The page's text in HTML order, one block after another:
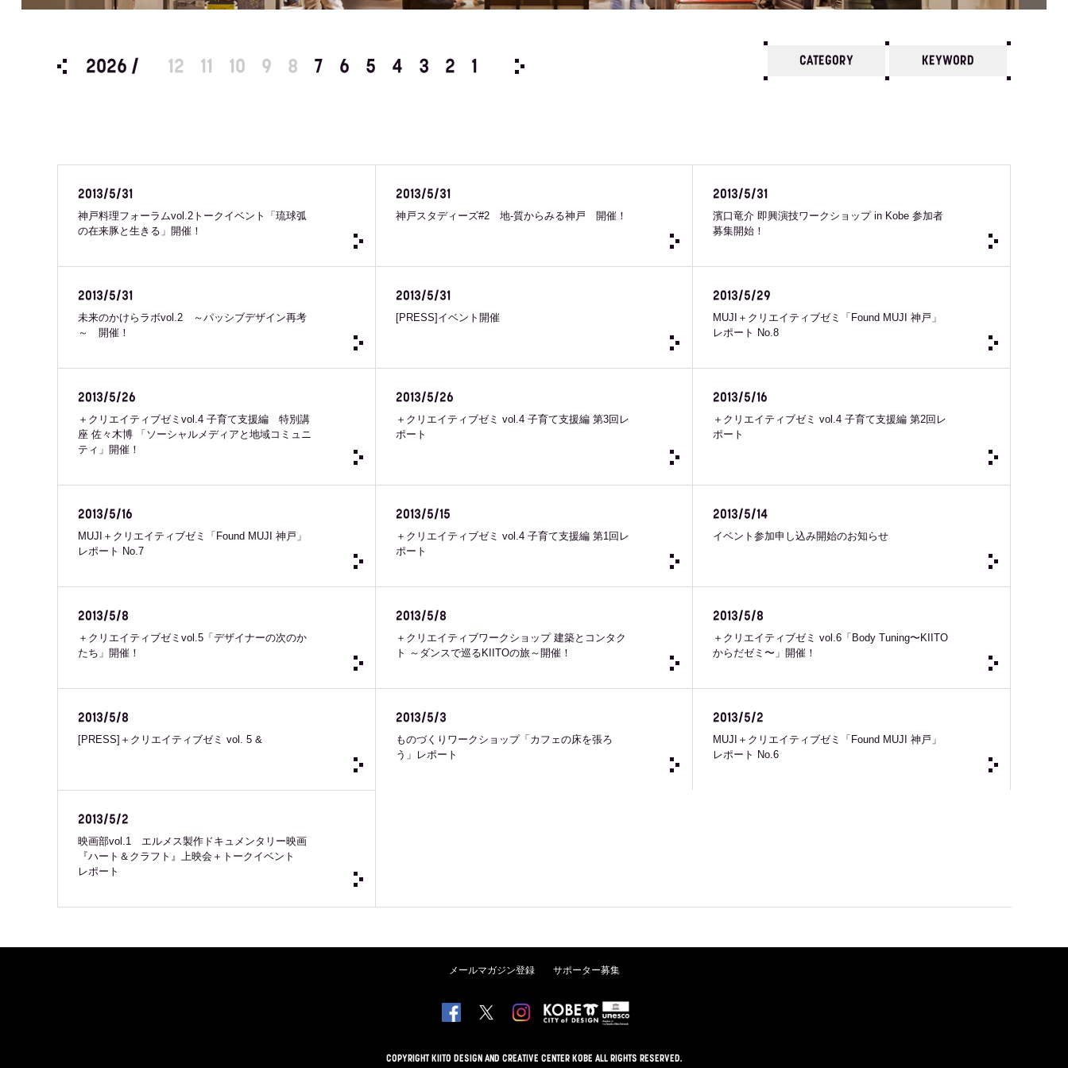
2026 / 12 11 10 9 8 7 6 5 4 3 2 1 2025 / 4 3 2 2024 /
CATEGORY KEYWORD
2013/5/31
神戸料理フォーラムvol.2トークイベント「琉球弧
の在来豚と生きる」開催！
2013/5/31
神戸スタディーズ#2 地-質からみる神戸 開催！
2013/5/31
濱口竜介 即興演技ワークショップ in Kobe 参加者
募集開始！
2013/5/31
未来のかけらラボvol.2 ～パッシブデザイン再考
～ 開催！
2013/5/31
[PRESS]イベント開催
2013/5/29
MUJI＋クリエイティブゼミ「Found MUJI 神戸」
レポート No.8
2013/5/26
＋クリエイティブゼミvol.4 子育て支援編 特別講
座 佐々木博 「ソーシャルメディアと地域コミュニ
ティ」開催！
2013/5/26
＋クリエイティブゼミ vol.4 子育て支援編 第3回レ
ポート
2013/5/16
＋クリエイティブゼミ vol.4 子育て支援編 第2回レ
ポート
2013/5/16
MUJI＋クリエイティブゼミ「Found MUJI 神戸」
レポート No.7
2013/5/15
＋クリエイティブゼミ vol.4 子育て支援編 第1回レ
ポート
2013/5/14
イベント参加申し込み開始のお知らせ
2013/5/8
＋クリエイティブゼミvol.5「デザイナーの次のか
たち」開催！
2013/5/8
＋クリエイティブワークショップ 建築とコンタク
ト ～ダンスで巡るKIITOの旅～開催！
2013/5/8
＋クリエイティブゼミ vol.6「Body Tuning〜KIITO
からだゼミ〜」開催！
2013/5/8
[PRESS]＋クリエイティブゼミ vol. 5 &
2013/5/3
ものづくりワークショップ「カフェの床を張ろ
う」レポート
2013/5/2
MUJI＋クリエイティブゼミ「Found MUJI 神戸」
レポート No.6
2013/5/2
映画部vol.1 エルメス製作ドキュメンタリー映画
『ハート＆クラフト』上映会＋トークイベント
レポート
メールマガジン登録 サポーター募集
COPYRIGHT KIITO DESIGN AND CREATIVE CENTER KOBE ALL RIGHTS RESERVED.